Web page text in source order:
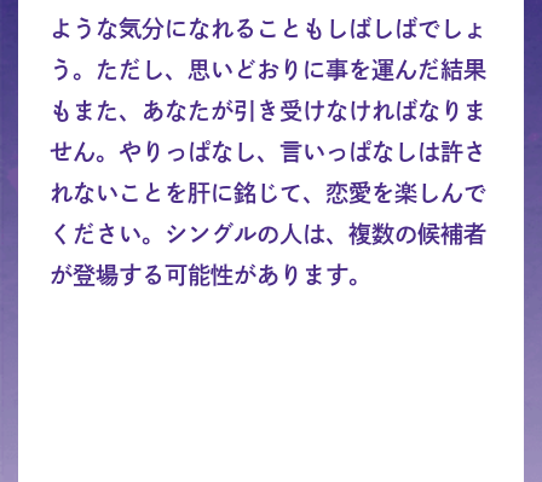
ような気分になれることもしばしばでしょ
う。ただし、思いどおりに事を運んだ結果
もまた、あなたが引き受けなければなりま
せん。やりっぱなし、言いっぱなしは許さ
れないことを肝に銘じて、恋愛を楽しんで
ください。シングルの人は、複数の候補者
が登場する可能性があります。